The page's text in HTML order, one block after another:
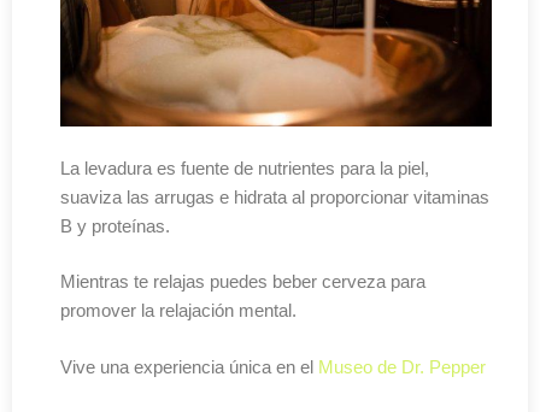
La levadura es fuente de nutrientes para la piel,
suaviza las arrugas e hidrata al proporcionar vitaminas
B y proteínas.
Mientras te relajas puedes beber cerveza para
promover la relajación mental.
Vive una experiencia única en el Museo de Dr. Pepper